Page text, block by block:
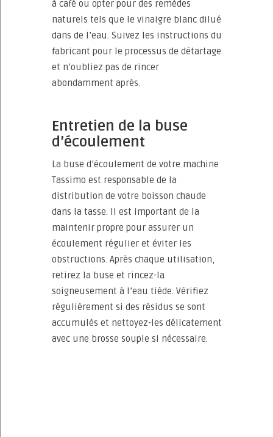
à café ou opter pour des remèdes
naturels tels que le vinaigre blanc dilué
dans de l’eau. Suivez les instructions du
fabricant pour le processus de détartage
et n’oubliez pas de rincer
abondamment après.
Entretien de la buse
d’écoulement
La buse d’écoulement de votre machine
Tassimo est responsable de la
distribution de votre boisson chaude
dans la tasse. Il est important de la
maintenir propre pour assurer un
écoulement régulier et éviter les
obstructions. Après chaque utilisation,
retirez la buse et rincez-la
soigneusement à l’eau tiède. Vérifiez
régulièrement si des résidus se sont
accumulés et nettoyez-les délicatement
avec une brosse souple si nécessaire.